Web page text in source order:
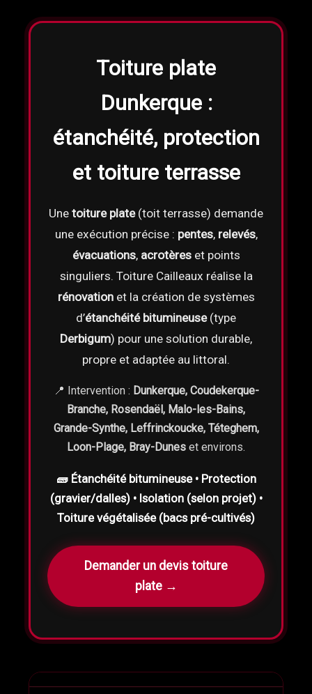
Toiture plate
Dunkerque :
étanchéité, protection
et toiture terrasse
Une toiture plate(toit terrasse) demande
une exécution précise : pentes, relevés,
évacuations, acrotèreset points
singuliers. Toiture Cailleaux réalise la
rénovationet la création de systèmes
d’étanchéité bitumineuse(type
Derbigum) pour une solution durable,
propre et adaptée au littoral.
📍 Intervention : Dunkerque, Coudekerque-
Branche, Rosendaël, Malo-les-Bains,
Grande-Synthe, Leffrinckoucke, Téteghem,
Loon-Plage, Bray-Dunes et environs.
🧱 Étanchéité bitumineuse • Protection
(gravier/dalles) • Isolation (selon projet) •
Toiture végétalisée (bacs pré-cultivés)
Demander un devis toiture
plate →